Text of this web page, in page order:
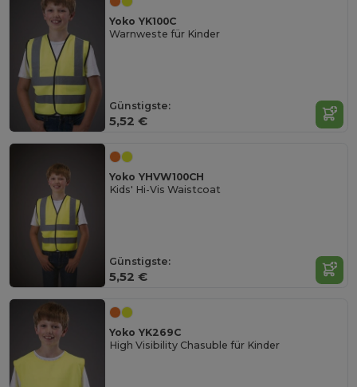
Yoko YK100C
Warnweste für Kinder
Günstigste:
5,52 €
Yoko YHVW100CH
Kids' Hi-Vis Waistcoat
Günstigste:
5,52 €
Yoko YK269C
High Visibility Chasuble für Kinder